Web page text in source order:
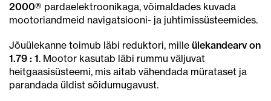
2000® pardaelektroonikaga, võimaldades kuvada
mootoriandmeid navigatsiooni- ja juhtimissüsteemides.
Jõuülekanne toimub läbi reduktori, mille ülekandearv on
1.79 : 1. Mootor kasutab läbi rummu väljuvat
heitgaasisüsteemi, mis aitab vähendada mürataset ja
parandada üldist sõidumugavust.